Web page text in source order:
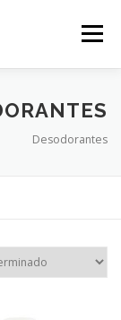
Menú
Desodorantes